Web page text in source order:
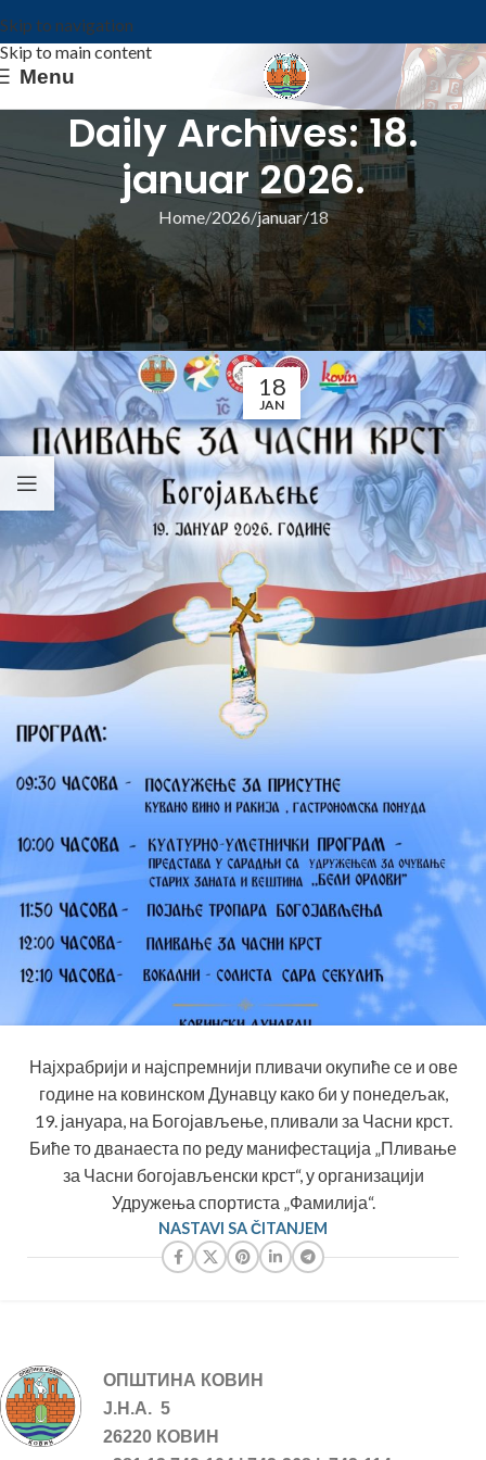
Skip to navigation
Skip to main content
Menu
Daily Archives: 18.
januar 2026.
Home 2026 januar 18
ИЗ ОПШТИНЕ
Ковин спреман за Богојављење: Пливање
за Часни крст у понедељак на Дунавцу
Општина Ковин
18
JAN
Најхрабрији и најспремнији пливачи окупиће се и ове
године на ковинском Дунавцу како би у понедељак,
19. јануара, на Богојављење, пливали за Часни крст.
Биће то дванаеста по реду манифестација „Пливање
за Часни богојављенски крст“, у организацији
Удружења спортиста „Фамилија“.
NASTAVI SA ČITANJEM
ОПШТИНА КОВИН
Ј.Н.А. 5
26220 КОВИН